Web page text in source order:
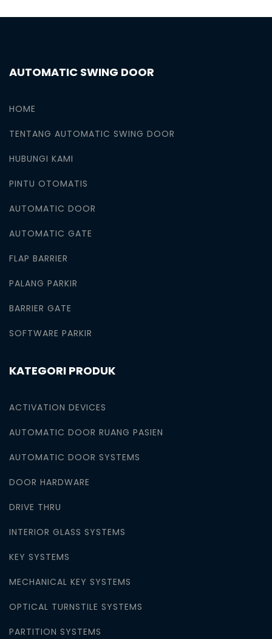
AUTOMATIC SWING DOOR
HOME
TENTANG AUTOMATIC SWING DOOR
HUBUNGI KAMI
PINTU OTOMATIS
AUTOMATIC DOOR
AUTOMATIC GATE
FLAP BARRIER
PALANG PARKIR
BARRIER GATE
SOFTWARE PARKIR
KATEGORI PRODUK
ACTIVATION DEVICES
AUTOMATIC DOOR RUANG PASIEN
AUTOMATIC DOOR SYSTEMS
DOOR HARDWARE
DRIVE THRU
INTERIOR GLASS SYSTEMS
KEY SYSTEMS
MECHANICAL KEY SYSTEMS
OPTICAL TURNSTILE SYSTEMS
PARTITION SYSTEMS